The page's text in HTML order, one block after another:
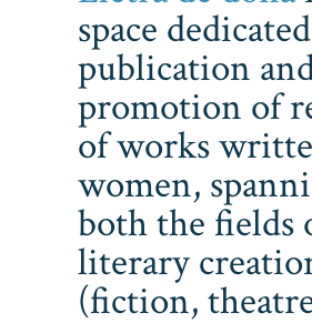
space
publication
promotion of
of works
women,
both the fields
literary
(fiction,